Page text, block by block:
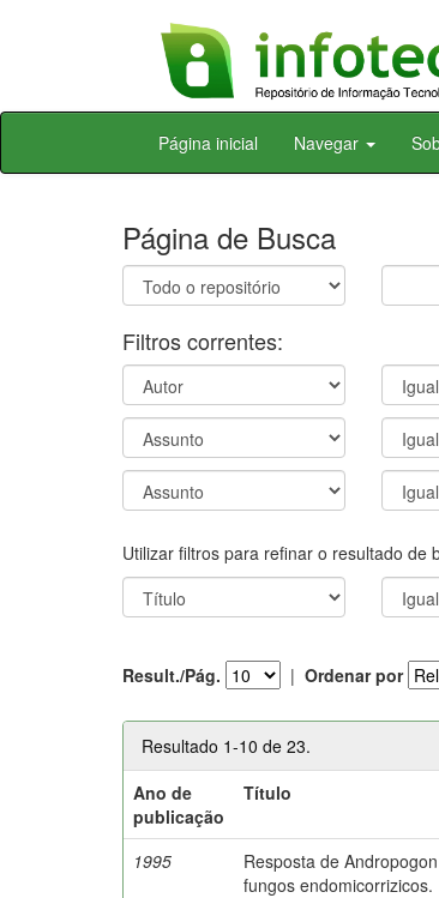
Skip
Página inicial Navegar
Página de Busca
Filtros correntes:
Utilizar filtros para refinar o resultado de
Result./Pág. | Ordenar por
Resultado 1-10 de 23.
Ano de
publicação
Título
1995
Resposta de
fungos endomicorrizicos.